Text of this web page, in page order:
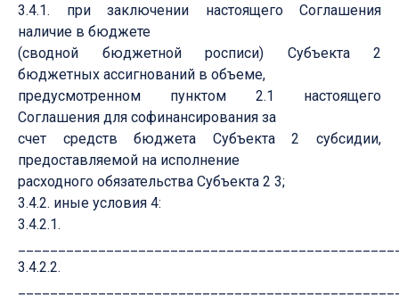
3.4.1. при заключении настоящего Соглашения
наличие в бюджете
(сводной бюджетной росписи) Субъекта 2
бюджетных ассигнований в объеме,
предусмотренном пунктом 2.1 настоящего
Соглашения для софинансирования за
счет средств бюджета Субъекта 2 субсидии,
предоставляемой на исполнение
расходного обязательства Субъекта 2 3;
3.4.2. иные условия 4:
3.4.2.1.
3.4.2.2.